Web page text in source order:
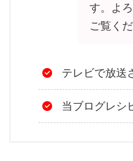
す。よ
ご覧くだ
テレビで放送
当ブログレシ